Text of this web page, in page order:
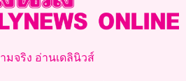
มจริง อ่านเดลินิวส์